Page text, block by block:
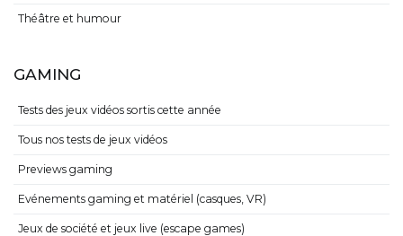
Théâtre et humour
GAMING
Tests des jeux vidéos sortis cette année
Tous nos tests de jeux vidéos
Previews gaming
Evénements gaming et matériel (casques, VR)
Jeux de société et jeux live (escape games)